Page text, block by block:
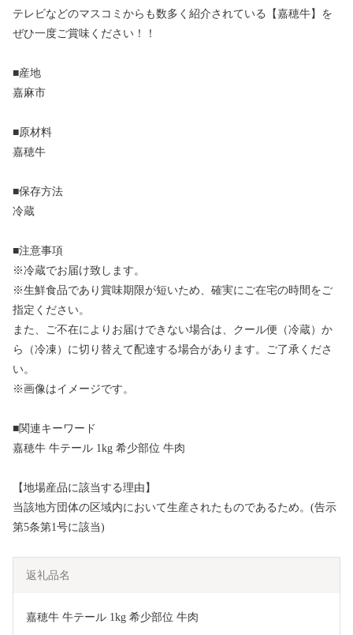
テレビなどのマスコミからも数多く紹介されている【嘉穂牛】を
ぜひ一度ご賞味ください！！
■産地
嘉麻市
■原材料
嘉穂牛
■保存方法
冷蔵
■注意事項
※冷蔵でお届け致します。
※生鮮食品であり賞味期限が短いため、確実にご在宅の時間をご
指定ください。
また、ご不在によりお届けできない場合は、クール便（冷蔵）か
ら（冷凍）に切り替えて配達する場合があります。ご了承くださ
い。
※画像はイメージです。
■関連キーワード
嘉穂牛 牛テール 1kg 希少部位 牛肉
【地場産品に該当する理由】
当該地方団体の区域内において生産されたものであるため。(告示
第5条第1号に該当)
返礼品名
嘉穂牛 牛テール 1kg 希少部位 牛肉